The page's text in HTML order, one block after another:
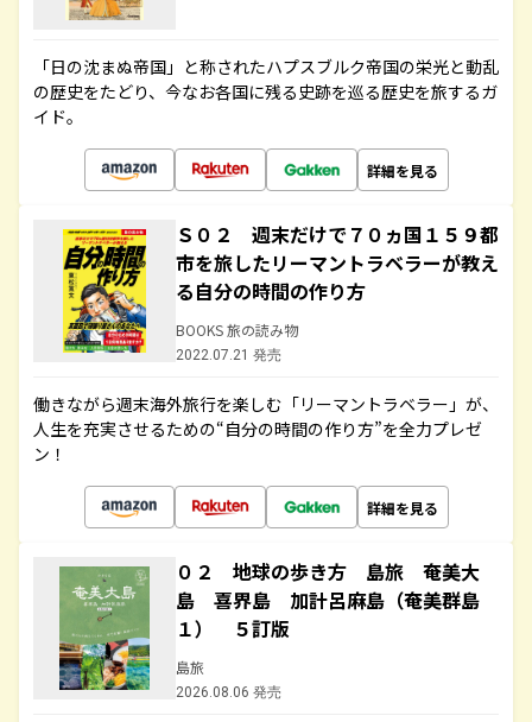
「日の沈まぬ帝国」と称されたハプスブルク帝国の栄光と動乱
の歴史をたどり、今なお各国に残る史跡を巡る歴史を旅するガ
イド。
詳細を見る
Ｓ０２ 週末だけで７０ヵ国１５９都
市を旅したリーマントラベラーが教え
る自分の時間の作り方
BOOKS 旅の読み物
2022.07.21 発売
働きながら週末海外旅行を楽しむ「リーマントラベラー」が、
人生を充実させるための“自分の時間の作り方”を全力プレゼ
ン！
詳細を見る
０２ 地球の歩き方 島旅 奄美大
島 喜界島 加計呂麻島（奄美群島
１） ５訂版
島旅
2026.08.06 発売